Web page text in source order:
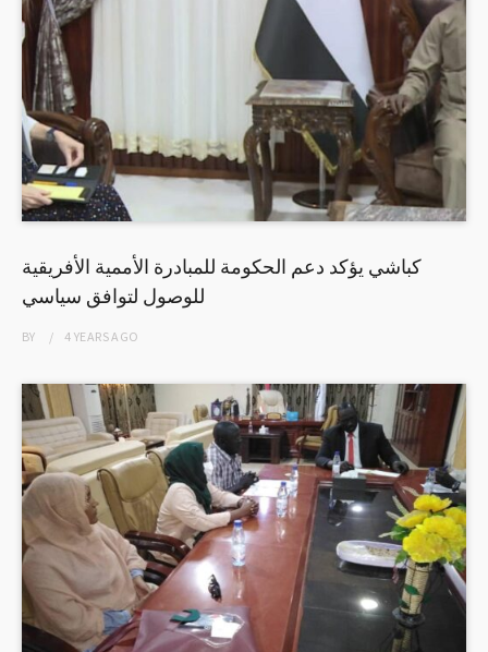
كباشي يؤكد دعم الحكومة للمبادرة الأممية الأفريقية
للوصول لتوافق سياسي
BY 4 YEARSAGO